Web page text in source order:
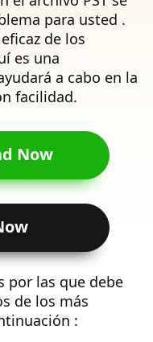
para usted .
de los
es una
a cabo en la
facilidad.
Now
por las que debe
de los más
: